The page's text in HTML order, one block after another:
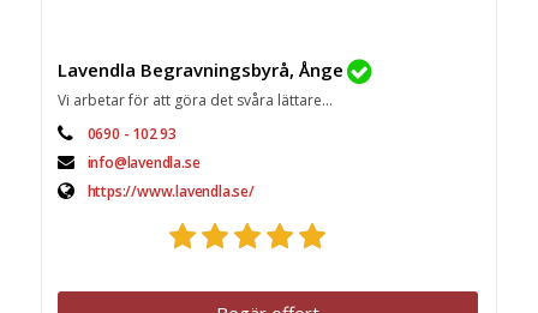
Lavendla Begravningsbyrå, Ånge
Vi arbetar för att göra det svåra lättare...
0690 - 102 93
info@lavendla.se
https://www.lavendla.se/